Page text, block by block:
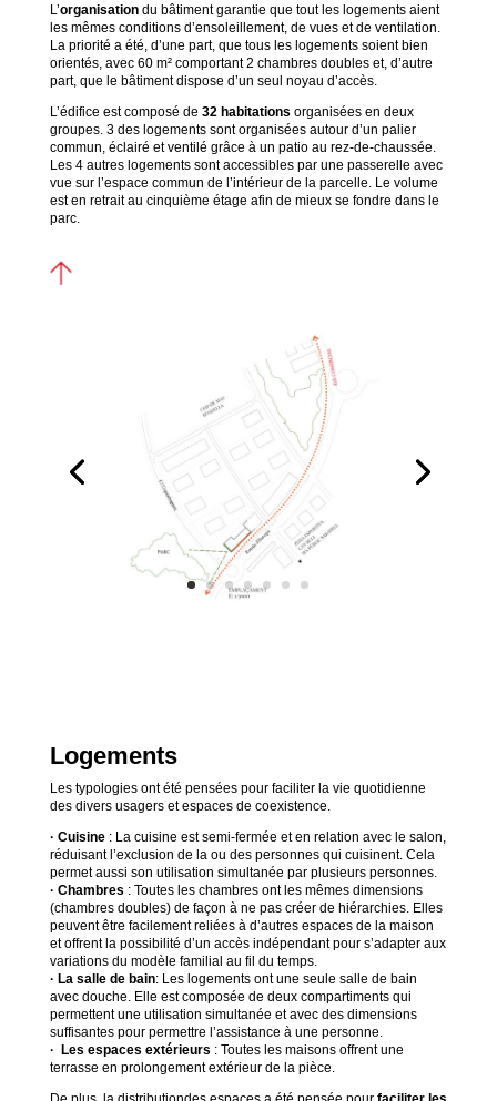
L’organisationdu bâtiment garantie que tout les logements aient
les mêmes conditions d’ensoleillement, de vues et de ventilation.
La priorité a été, d’une part, que tous les logements soient bien
orientés, avec 60 m² comportant 2 chambres doubles et, d’autre
part, que le bâtiment dispose d’un seul noyau d’accès.
L’édifice est composé de 32 habitations organisées en deux
groupes. 3 des logements sont organisées autour d’un palier
commun, éclairé et ventilé grâce à un patio au rez-de-chaussée.
Les 4 autres logements sont accessibles par une passerelle avec
vue sur l’espace commun de l’intérieur de la parcelle. Le volume
est en retrait au cinquième étage afin de mieux se fondre dans le
parc.
Logements
Les typologies ont été pensées pour faciliter la vie quotidienne
des divers usagers et espaces de coexistence.
· Cuisine : La cuisine est semi-fermée et en relation avec le salon,
réduisant l’exclusion de la ou des personnes qui cuisinent. Cela
permet aussi son utilisation simultanée par plusieurs personnes.
· Chambres : Toutes les chambres ont les mêmes dimensions
(chambres doubles) de façon à ne pas créer de hiérarchies. Elles
peuvent être facilement reliées à d’autres espaces de la maison
et offrent la possibilité d’un accès indépendant pour s’adapter aux
variations du modèle familial au fil du temps.
· La salle de bain: Les logements ont une seule salle de bain
avec douche. Elle est composée de deux compartiments qui
permettent une utilisation simultanée et avec des dimensions
suffisantes pour permettre l’assistance à une personne.
· Les espaces extérieurs : Toutes les maisons offrent une
terrasse en prolongement extérieur de la pièce.